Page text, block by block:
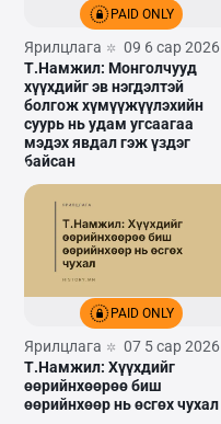
PAID ONLY
Ярилцлага
09 6 сар 2026
Т.Намжил: Монголчууд
хүүхдийг эв нэгдэлтэй
болгож хүмүүжүүлэхийн
суурь нь удам угсаагаа
мэдэх явдал гэж үздэг
байсан
PAID ONLY
Ярилцлага
07 5 сар 2026
Т.Намжил: Хүүхдийг
өөрийнхөөрөө биш
өөрийнхөөр нь өсгөх чухал